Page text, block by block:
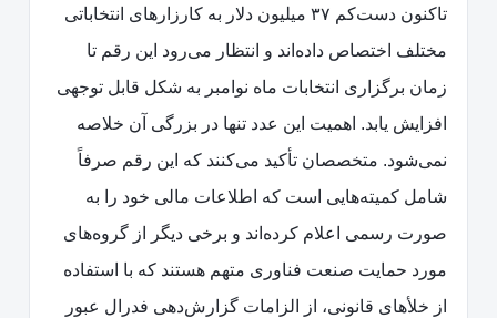
تاکنون دست‌کم ۳۷ میلیون دلار به کارزارهای انتخاباتی
مختلف اختصاص داده‌اند و انتظار می‌رود این رقم تا
زمان برگزاری انتخابات ماه نوامبر به شکل قابل توجهی
افزایش یابد. اهمیت این عدد تنها در بزرگی آن خلاصه
نمی‌شود. متخصصان تأکید می‌کنند که این رقم صرفاً
شامل کمیته‌هایی است که اطلاعات مالی خود را به
صورت رسمی اعلام کرده‌اند و برخی دیگر از گروه‌های
مورد حمایت صنعت فناوری متهم هستند که با استفاده
از خلأهای قانونی، از الزامات گزارش‌دهی فدرال عبور